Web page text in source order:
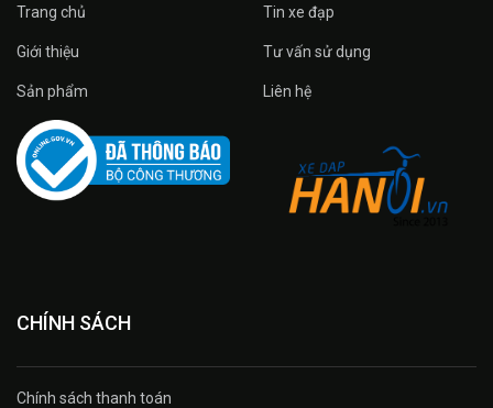
Trang chủ
Giới thiệu
Sản phẩm
Tin xe đạp
Tư vấn sử dụng
Liên hệ
CHÍNH SÁCH
Chính sách thanh toán